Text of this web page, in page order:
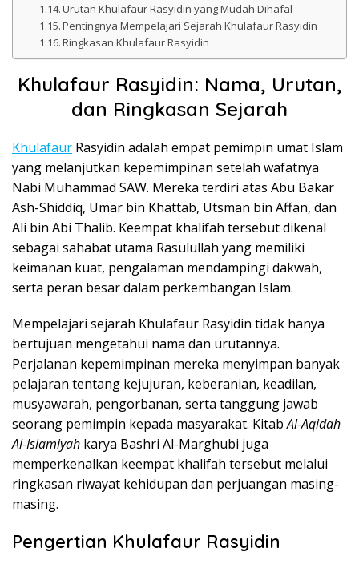
Urutan Khulafaur Rasyidin yang Mudah Dihafal
Pentingnya Mempelajari Sejarah Khulafaur Rasyidin
Ringkasan Khulafaur Rasyidin
Khulafaur Rasyidin: Nama, Urutan,
dan Ringkasan Sejarah
Khulafaur Rasyidin adalah empat pemimpin umat Islam
yang melanjutkan kepemimpinan setelah wafatnya
Nabi Muhammad SAW. Mereka terdiri atas Abu Bakar
Ash-Shiddiq, Umar bin Khattab, Utsman bin Affan, dan
Ali bin Abi Thalib. Keempat khalifah tersebut dikenal
sebagai sahabat utama Rasulullah yang memiliki
keimanan kuat, pengalaman mendampingi dakwah,
serta peran besar dalam perkembangan Islam.
Mempelajari sejarah Khulafaur Rasyidin tidak hanya
bertujuan mengetahui nama dan urutannya.
Perjalanan kepemimpinan mereka menyimpan banyak
pelajaran tentang kejujuran, keberanian, keadilan,
musyawarah, pengorbanan, serta tanggung jawab
seorang pemimpin kepada masyarakat. KitabAl-Aqidah
Al-Islamiyah karya Bashri Al-Marghubi juga
memperkenalkan keempat khalifah tersebut melalui
ringkasan riwayat kehidupan dan perjuangan masing-
masing.
Pengertian Khulafaur Rasyidin